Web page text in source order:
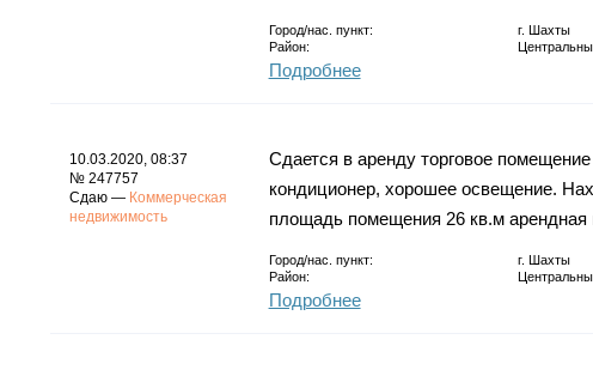
Город/нас. пункт: г. Шахты
Район:
Подробнее
10.03.2020, 08:37
№ 247757
Сдаю — Коммерческая
недвижимость
Сдается в аренду торговое
кондиционер, хорошее освещение.
площадь помещения 26 кв.м арендная
Город/нас. пункт: г. Шахты
Район:
Подробнее